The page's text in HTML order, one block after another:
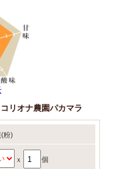
リオナ農園パカマラ
粉)
ｘ 個